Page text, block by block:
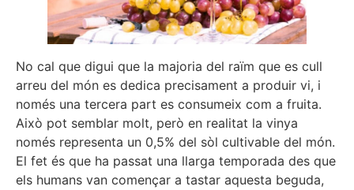
No cal que digui que la majoria del raïm que es cull
arreu del món es dedica precisament a produir vi, i
només una tercera part es consumeix com a fruita.
Això pot semblar molt, però en realitat la vinya
només representa un 0,5% del sòl cultivable del món.
El fet és que ha passat una llarga temporada des que
els humans van començar a tastar aquesta beguda,